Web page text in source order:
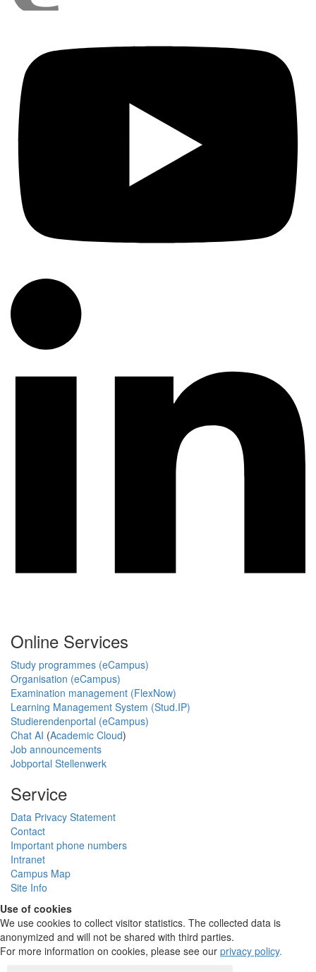
Online Services
Study programmes (eCampus)
Organisation (eCampus)
Examination management (FlexNow)
Learning Management System (Stud.IP)
Studierendenportal (eCampus)
Chat AI (Academic Cloud)
Job announcements
Jobportal Stellenwerk
Service
Data Privacy Statement
Contact
Important phone numbers
Intranet
Campus Map
Site Info
Use of cookies
We use cookies to collect visitor statistics. The collected data is
anonymized and will not be shared with third parties.
For more information on cookies, please see our privacy policy.